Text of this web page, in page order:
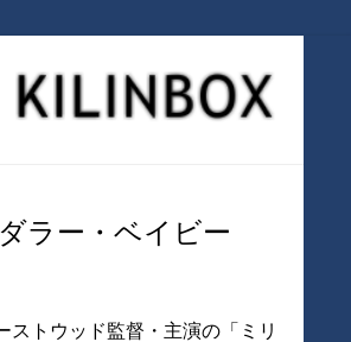
ラー・ベイビー
ストウッド監督・主演の「ミリ